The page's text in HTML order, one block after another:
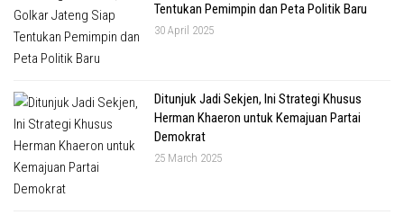
Tentukan Pemimpin dan Peta Politik Baru
30 April 2025
Ditunjuk Jadi Sekjen, Ini Strategi Khusus
Herman Khaeron untuk Kemajuan Partai
Demokrat
25 March 2025